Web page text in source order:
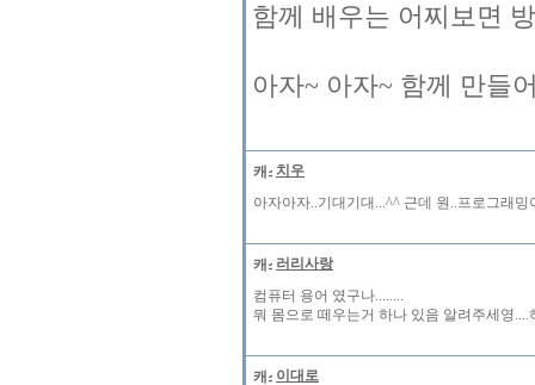
함께 배우는 어찌보면
아자~ 아자~ 함께 만들
치우
아자아자..기대기대...^^ 근데 원..프로그래
러리사랑
컴퓨터 용어 였구나........
뭐 몸으로 떼우는거 하나 있음 알려주세영
이대로